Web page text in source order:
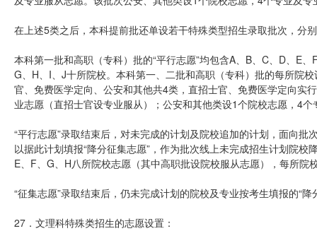
在上述5类之后，本科提前批还单设若干特殊类型招生录取批次，分
本科第一批和高职（专科）批的“平行志愿”均包含A、B、C、D、E
G、H、I、J十所院校。本科第一、二批和高职（专科）批的每所院
官、免费医学定向、公安和其他共4类，直招士官、免费医学定向实
业志愿（直招士官设专业服从）；公安和其他类设1个院校志愿，4
“平行志愿”录取结束后，对未完成的计划及院校追加的计划，面向
以据此计划填报“降分征集志愿”，作为批次线上未完成招生计划院校
E、F、G、H八所院校志愿（其中高职批设院校服从志愿），每所院
“征集志愿”录取结束后，仍未完成计划的院校及专业按考生填报的“
27．文理科特殊类招生的志愿设置：